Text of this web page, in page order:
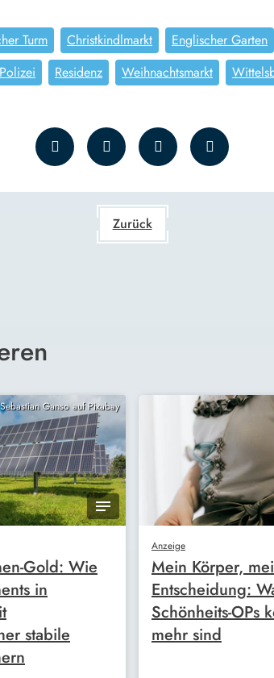
Turm Christkindlmarkt Englischer Garten
Polizei Residenz Weihnachtsmarkt
Zurück
Ganso auf Pixabay
Gold: Wie
in
stabile
Anzeige
Mein Körper,
Entscheidung:
Schönheits-OPs
mehr sind